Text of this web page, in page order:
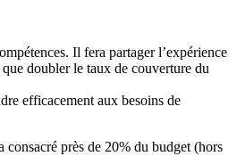
Il fera partager l’expérience
doubler le taux de couverture du
efficacement aux besoins de
près de 20% du budget (hors